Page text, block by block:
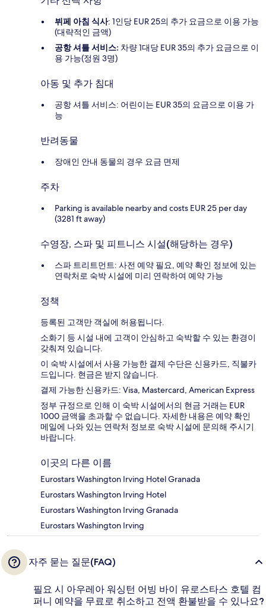
뷔페 아침 식사: 1인당 EUR 25의 추가 요금으로 이용 가능
(대략적인 금액)
공항 셔틀 서비스: 차량 1대당 EUR 35의 추가 요금으로 이
용 가능(정원 3명)
아동 및 추가 침대
공항 셔틀 서비스: 어린이는 EUR 35의 요금으로 이용 가
능
반려동물
장애인 안내 동물의 경우 요금 면제
주차
Parking is available nearby and costs EUR 25 per day
(3281 ft away)
수영장, 스파 및 피트니스 시설(해당하는 경우)
스파 트리트먼트: 사전 예약 필요, 예약 확인 정보에 있는
연락처로 숙박 시설에 미리 연락하여 예약 가능
정책
등록된 고객만 객실에 허용됩니다.
소화기 등 시설 내에 고객이 안심하고 숙박할 수 있는 환경이
갖춰져 있습니다.
이 숙박 시설에서 사용 가능한 결제 수단은 신용카드, 직불카
드입니다. 현금은 받지 않습니다.
결제 가능한 신용카드: Visa, Mastercard, American Express
정부 규정으로 인해 이 숙박 시설에서의 현금 거래는 EUR
1000 금액을 초과할 수 없습니다. 자세한 내용은 예약 확인
메일에 나와 있는 연락처 정보로 숙박 시설에 문의해 주시기
바랍니다.
이곳의 다른 이름
Eurostars Washington Irving Hotel Granada
Eurostars Washington Irving Hotel
Eurostars Washington Irving Granada
Eurostars Washington Irving
자주 묻는 질문(FAQ)
필요 시 아우레아 워싱턴 어빙 바이 유로스타스 호텔 컴
퍼니 예약을 무료로 취소하고 전액 환불받을 수 있나요?